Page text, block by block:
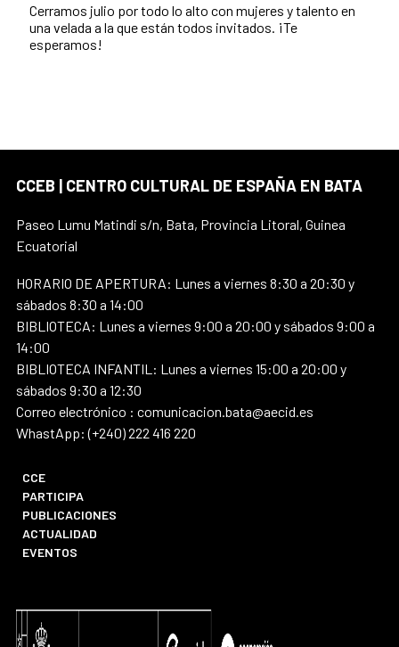
Cerramos julio por todo lo alto con mujeres y talento en
una velada a la que están todos invitados. ¡Te
esperamos!
CCEB | CENTRO CULTURAL DE ESPAÑA EN BATA
Paseo Lumu Matindi s/n, Bata, Provincia Litoral, Guinea
Ecuatorial
HORARIO DE APERTURA: Lunes a viernes 8:30 a 20:30 y
sábados 8:30 a 14:00
BIBLIOTECA: Lunes a viernes 9:00 a 20:00 y sábados 9:00 a
14:00
BIBLIOTECA INFANTIL: Lunes a viernes 15:00 a 20:00 y
sábados 9:30 a 12:30
Correo electrónico : comunicacion.bata@aecid.es
WhastApp: (+240) 222 416 220
CCE
PARTICIPA
PUBLICACIONES
ACTUALIDAD
EVENTOS